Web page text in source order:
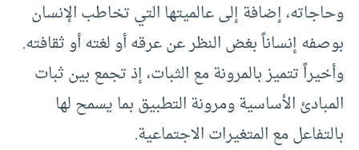
وحاجاته، إضافة إلى عالميتها التي تخاطب الإنسان
بوصفه إنساناً بغض النظر عن عرقه أو لغته أو ثقافته.
وأخيراً تتميز بالمرونة مع الثبات، إذ تجمع بين ثبات
المبادئ الأساسية ومرونة التطبيق بما يسمح لها
بالتفاعل مع المتغيرات الاجتماعية.